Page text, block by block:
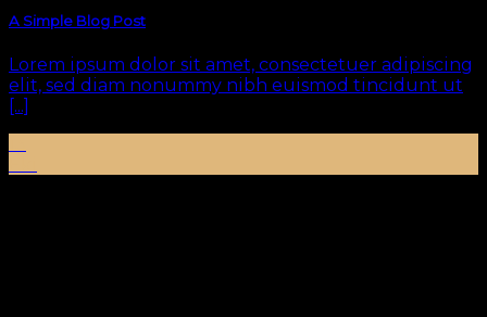
A Simple Blog Post
Lorem ipsum dolor sit amet, consectetuer adipiscing
elit, sed diam nonummy nibh euismod tincidunt ut
[...]